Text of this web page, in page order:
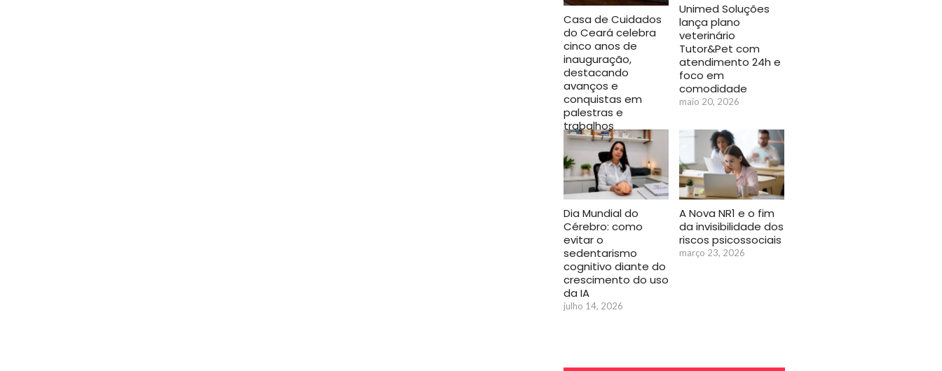
Casa de Cuidados
do Ceará celebra
cinco anos de
inauguração,
destacando
avanços e
conquistas em
palestras e
trabalhos
científicos
junho 25, 2026
Unimed Soluções
lança plano
veterinário
Tutor&Pet com
atendimento 24h e
foco em
comodidade
maio 20, 2026
Dia Mundial do
Cérebro: como
evitar o
sedentarismo
cognitivo diante do
crescimento do uso
da IA
julho 14, 2026
A Nova NR1 e o fim
da invisibilidade dos
riscos psicossociais
março 23, 2026